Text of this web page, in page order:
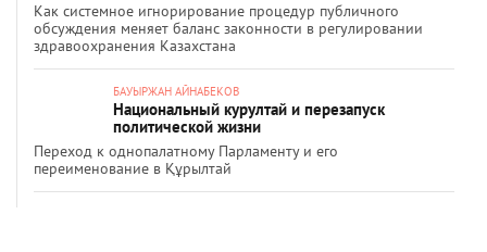
Как системное игнорирование процедур публичного
обсуждения меняет баланс законности в регулировании
здравоохранения Казахстана
БАУЫРЖАН АЙНАБЕКОВ
Национальный курултай и перезапуск
политической жизни
Переход к однопалатному Парламенту и его
переименование в Құрылтай